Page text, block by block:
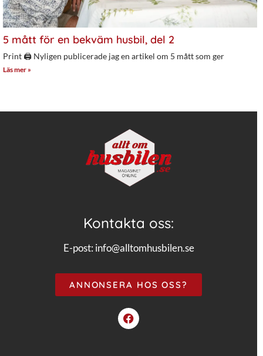
5 mått för en bekväm husbil, del 2
Print 🖨 Nyligen publicerade jag en artikel om 5 mått som ger
Läs mer »
Kontakta oss:
E-post: info@alltomhusbilen.se
ANNONSERA HOS OSS?